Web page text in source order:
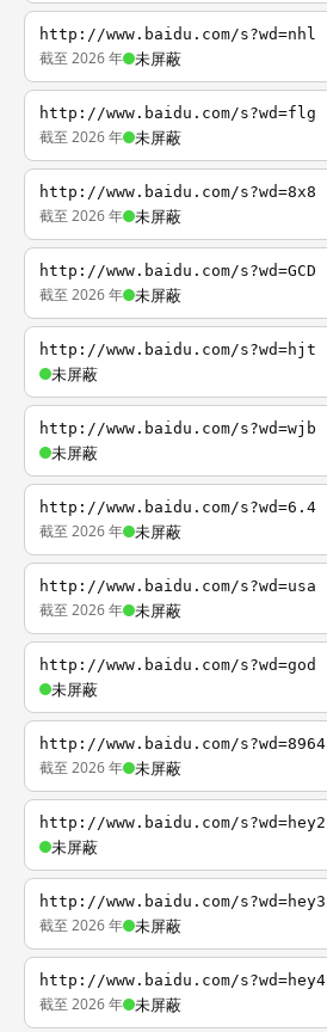
http://www.baidu.com/s?wd=nhl
截至 2026 年 未屏蔽
http://www.baidu.com/s?wd=flg
截至 2026 年 未屏蔽
http://www.baidu.com/s?wd=8x8
截至 2026 年 未屏蔽
http://www.baidu.com/s?wd=GCD
截至 2026 年 未屏蔽
http://www.baidu.com/s?wd=hjt
未屏蔽
http://www.baidu.com/s?wd=wjb
未屏蔽
http://www.baidu.com/s?wd=6.4
截至 2026 年 未屏蔽
http://www.baidu.com/s?wd=usa
截至 2026 年 未屏蔽
http://www.baidu.com/s?wd=god
未屏蔽
http://www.baidu.com/s?wd=8964
截至 2026 年 未屏蔽
http://www.baidu.com/s?wd=hey2
未屏蔽
http://www.baidu.com/s?wd=hey3
截至 2026 年 未屏蔽
http://www.baidu.com/s?wd=hey4
截至 2026 年 未屏蔽